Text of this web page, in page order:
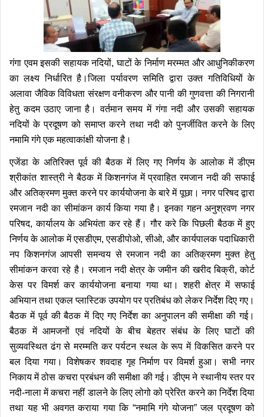
गंगा एवम इसकी सहायक नदियों, घाटों के निर्माण मरम्मत और आधुनिकीकरण
का लक्ष्य निर्धारित है।जिला पर्यावरण समिति द्वारा उक्त गतिविधियों के
अलावा जैविक विविधता संरक्षण वनीकरण और पानी की गुणवत्ता की निगरानी
हेतु कदम उठाए जाना है। वर्तमान समय में गंगा नदी और उसकी सहायक
नदियों के प्रदूषण को समाप्त करने तथा नदी को पुनर्जीवित करने के लिए
नमामि गंगे एक महत्वाकांक्षी योजना है।
एजेंडा के अतिरिक्त पूर्व की बैठक में लिए गए निर्णय के आलोक में डीएम
श्रीकांत शास्त्री ने बैठक में किशनगंज में प्रवाहित रमजान नदी की सफाई
और अतिक्रमण मुक्त करने पर कार्ययोजना के बारे में पूछा। नगर परिषद द्वारा
रमजान नदी का सीमांकन कार्य किया गया है। इनका गहन अनुश्रवण नगर
परिषद, कार्यालय के अभियंता कर रहे हैं।गौर करे कि पिछली बैठक में हुए
निर्णय के आलोक में एसडीएम, एसडीपोओ, सीओ, और कार्यपालक पदाधिकारी
नप किशनगंज आपसी समन्वय से रमजान नदी का अतिक्रमण मुक्त हेतु
सीमांकन करवा रहे है। रमजान नदी क्षेत्र के जमीन की खरीद बिक्री, कोर्ट
केस पर विमर्श कर कार्ययोजना बनाया गया था। शहरी क्षेत्र में सफाई
अभियान तथा एकल प्लास्टिक उपयोग पर प्रतिबंध को लेकर निर्देश दिए गए।
बैठक में पूर्व की बैठक में दिए गए निर्देश का अनुपालन की समीक्षा की गई।
बैठक में आमजनों एवं नदियों के बीच बेहतर संबंध के लिए घाटों की
सुव्यवस्थित ढंग से मरम्मति कर पर्यटन स्थल के रूप में विकसित करने पर
बल दिया गया। विशेषकर शवदाह गृह निर्माण पर विमर्श हुआ।सभी नगर
निकाय में ठोस कचरा प्रबंधन की समीक्षा की गई। डीएम ने स्थानीय स्तर पर
नदी-नाला में कचरा नहीं डालने के लिए लोगो को प्रेरित करने का निर्देश दिया
तथा यह भी अवगत कराया गया कि “नमामि गंगे योजना” जल प्रदूषण को